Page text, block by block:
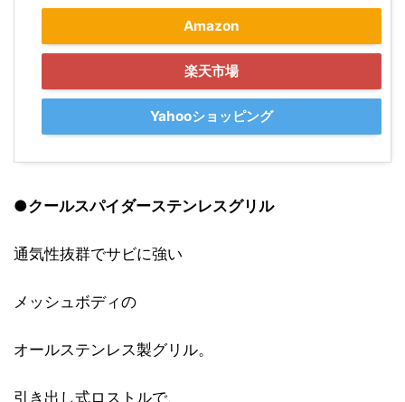
Amazon
楽天市場
Yahooショッピング
●クールスパイダーステンレスグリル
通気性抜群でサビに強い
メッシュボディの
オールステンレス製グリル。
引き出し式ロストルで、